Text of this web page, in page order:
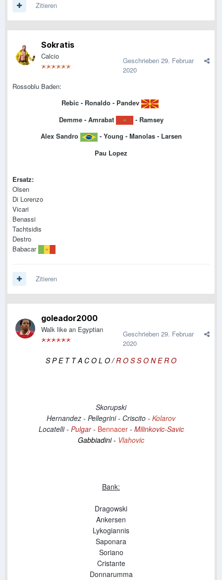
Zitieren
Sokratis
Calcio Geschrieben 29. Februar
2020
Rossoblu Baden:
Rebic - Ronaldo - Pandev
Demme - Amrabat
- Ramsey
Alex Sandro
- Young - Manolas - Larsen
Pau Lopez
Ersatz:
Olsen
Di Lorenzo
Vicari
Benassi
Tachtsidis
Destro
Babacar
Zitieren
goleador2000
Walk like an Egyptian Geschrieben 29. Februar
2020
S P E T T A C O L O /R O S S O N E R O
Skorupski
Hernandez - Pellegrini - Criscito - Kolarov
Locatelli - Pulgar- Bennacer - Milinkovic-Savic
Gabbiadini - Vlahovic
Bank:
Dragowski
Ankersen
Lykogiannis
Saponara
Soriano
Cristante
Donnarumma